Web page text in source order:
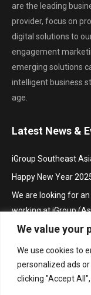
We value your
We use cookies to
personalized ads
clicking "Accept
are the leading
provider, focus on
digital solutions to
engagement
emerging solutions
intelligent business
age.
Latest News &
iGroup Southeast
Happy New Year
We are looking for
working at iGroup
Hội thảo khu vực
Southeast Asia
Project Manager